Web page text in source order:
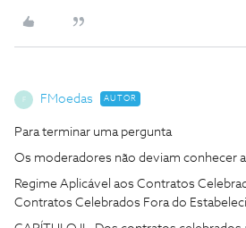
F FMoedas AUTOR
Para terminar uma pergunta
Os moderadores não deviam conhecer a
Regime Aplicável aos Contratos
Contratos Celebrados Fora do